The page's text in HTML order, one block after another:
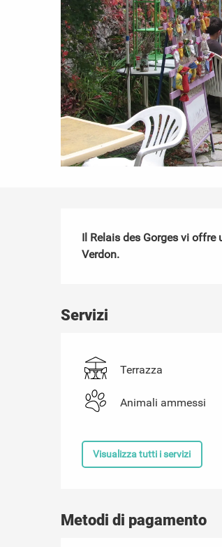
Descrizione
Il Relais des Gorges vi
Verdon.
Servizi
Terrazza
Animali ammessi
Visualizza tutti i servizi
Metodi di pagamento